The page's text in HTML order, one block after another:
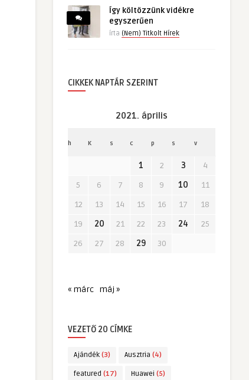
Így költözzünk vidékre
egyszerűen
írta (Nem) Titkolt Hírek
CIKKEK NAPTÁR SZERINT
2021. április
h K s c p s v
1 2 3
4
5
6 7 8 9 10
11
12
13 14 15 16 17
18
19
20 21 22 23 24
25
26
27 28 29 30
« márc máj »
VEZETŐ 20 CÍMKE
Ajándék (3) Ausztria (4)
featured (17) Huawei (5)